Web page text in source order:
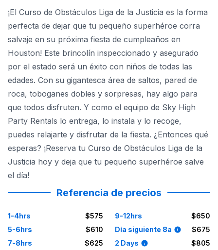
¡El Curso de Obstáculos Liga de la Justicia es la forma
perfecta de dejar que tu pequeño superhéroe corra
salvaje en su próxima fiesta de cumpleaños en
Houston! Este brincolín inspeccionado y asegurado
por el estado será un éxito con niños de todas las
edades. Con su gigantesca área de saltos, pared de
roca, toboganes dobles y sorpresas, hay algo para
que todos disfruten. Y como el equipo de Sky High
Party Rentals lo entrega, lo instala y lo recoge,
puedes relajarte y disfrutar de la fiesta. ¿Entonces qué
esperas? ¡Reserva tu Curso de Obstáculos Liga de la
Justicia hoy y deja que tu pequeño superhéroe salve
el día!
Referencia de precios
1-4hrs
$575
5-6hrs
$610
7-8hrs
$625
9-12hrs
$650
Día siguiente 8a
$675
2 Days
$805